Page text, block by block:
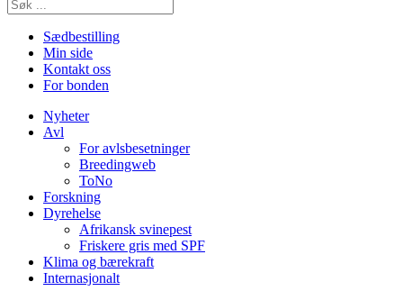
Sædbestilling
Min side
Kontakt oss
For bonden
Nyheter
Avl
For avlsbesetninger
Breedingweb
ToNo
Forskning
Dyrehelse
Afrikansk svinepest
Friskere gris med SPF
Klima og bærekraft
Internasjonalt